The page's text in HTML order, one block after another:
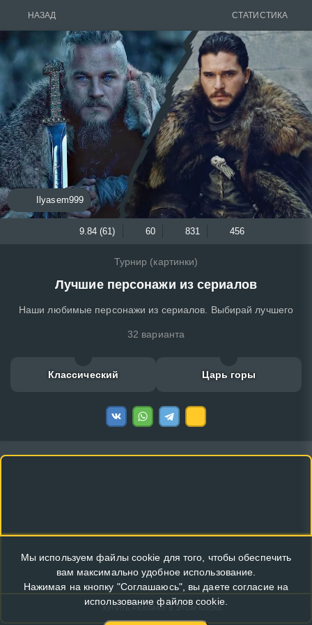
НАЗАД СТАТИСТИКА
Ilyasem999
9.84 (61) 60 831 456
Турнир (картинки)
Лучшие персонажи из сериалов
Наши любимые персонажи из сериалов. Выбирай лучшего
32 варианта
Классический Царь горы
КУПИТЬ РЕКЛАМУ В ЭТОМ БЛОКЕ
Мы используем файлы cookie для того, чтобы обеспечить
вам максимально удобное использование.
Нажимая на кнопку "Соглашаюсь", вы даете согласие на
использование файлов cookie.